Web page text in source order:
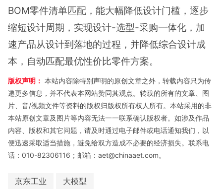
BOM零件清单匹配，能大幅降低设计门槛，逐步
缩短设计周期，实现设计-选型-采购一体化，加
速产品从设计到落地的过程，并降低综合设计成
本，自动匹配最优性价比零件方案。
版权声明： 本站内容除特别声明的原创文章之外，转载内容只为传
递更多信息，并不代表本网站赞同其观点。转载的所有的文章、图
片、音/视频文件等资料的版权归版权所有权人所有。本站采用的非
本站原创文章及图片等内容无法一一联系确认版权者。如涉及作品
内容、版权和其它问题，请及时通过电子邮件或电话通知我们，以
便迅速采取适当措施，避免给双方造成不必要的经济损失。联系电
话：010-82306116；邮箱：aet@chinaaet.com。
京东工业 大模型